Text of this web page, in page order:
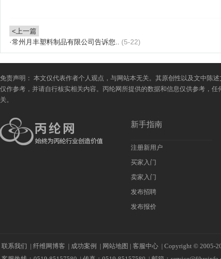
<上一篇
·常州月丰塑料制品有限公司告诉您.. (5-22)